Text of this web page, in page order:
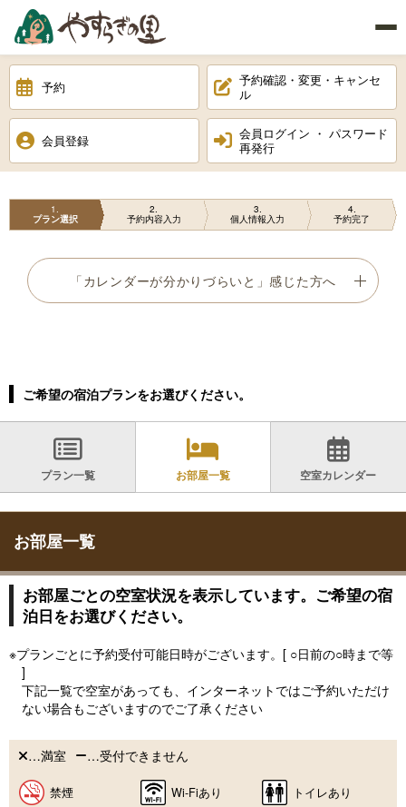
予約
予約確認・変更・キャンセ
ル
会員登録
会員ログイン ・ パスワード
再発行
1
プラン選択
2
予約内容入力
3
個人情報入力
4
予約完了
「カレンダーが分かりづらいと」感じた方へ
ご希望の宿泊プランをお選びください。
プラン一覧 お部屋一覧 空室カレンダー
お部屋一覧
お部屋ごとの空室状況を表示しています。ご希望の宿
泊日をお選びください。
※プランごとに予約受付可能日時がございます。[ ○日前の○時まで等
]
下記一覧で空室があっても、インターネットではご予約いただけ
ない場合もございますのでご了承ください
…満室 …受付できません
禁煙 Wi-Fiあり
トイレあり